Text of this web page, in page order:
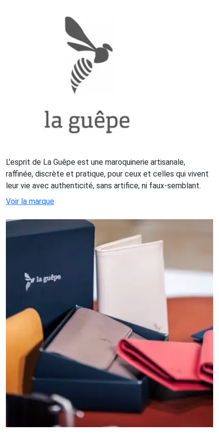
L'esprit de La Guêpe est une maroquinerie artisanale,
raffinée, discrète et pratique, pour ceux et celles qui vivent
leur vie avec authenticité, sans artifice, ni faux-semblant.
Voir la marque